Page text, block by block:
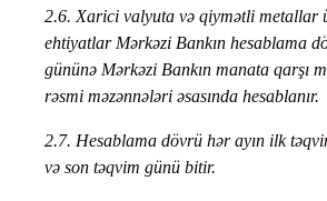
2.6. Xarici valyuta və qiymətli metallar
ehtiyatlar Mərkəzi Bankın hesablama
gününə Mərkəzi Bankın manata qarşı
rəsmi məzənnələri əsasında hesablanır.
2.7. Hesablama dövrü hər ayın ilk
və son təqvim günü bitir.